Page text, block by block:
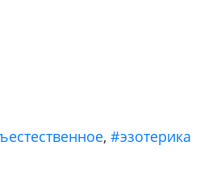
,#эзотерика